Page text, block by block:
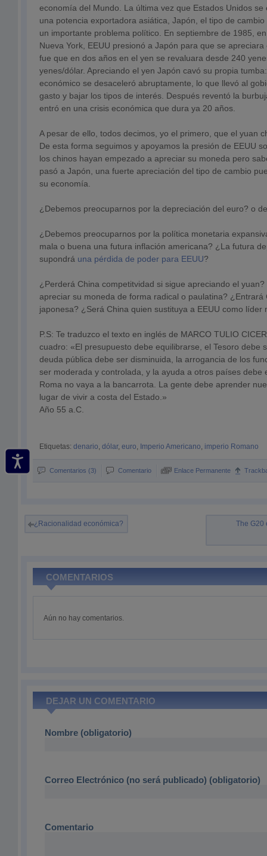
economía del Mundo. La última vez que Estados Unidos
una potencia exportadora asiática, Japón, el tipo de
un importante problema político. En septiembre de 1985,
Nueva York, EEUU presionó a Japón para que se
fue que en dos años en el yen se revaluara desde 240
yenes/dólar. Apreciando el yen Japón cavó su propia
económico se desaceleró abruptamente, lo que llevó al
gasto y bajar los tipos de interés. Después reventó la
entró en una crisis económica que dura ya 20 años.
A pesar de ello, todos decimos, yo el primero, que el yuan
De esta forma seguimos y apoyamos la presión de EEUU
los chinos hayan empezado a apreciar su moneda pero
pasó a Japón, una fuerte apreciación del tipo de cambio
su economía.
¿Debemos preocuparnos por la depreciación del euro? o
¿Debemos preocuparnos por la política monetaria
mala o buena una futura inflación americana? ¿La futura
supondrá una pérdida de poder para EEUU?
¿Perderá China competitvidad si sigue apreciando el
apreciar su moneda de forma radical o paulatina? ¿Entrará
japonesa? ¿Será China quien sustituya a EEUU como líder
P.S: Te traduzco el texto en inglés de MARCO TULIO
cuadro: «El presupuesto debe equilibrarse, el Tesoro debe
deuda pública debe ser disminuida, la arrogancia de los
ser moderada y controlada, y la ayuda a otros países debe
Roma no vaya a la bancarrota. La gente debe aprender
lugar de vivir a costa del Estado.»
Año 55 a.C.
Etiquetas: denario, dólar, euro, Imperio Americano, imperio Romano
Comentarios (3) Comentario Enlace Permanente
¿Racionalidad económica? The G20
COMENTARIOS
Aún no hay comentarios.
DEJAR UN COMENTARIO
Nombre (obligatorio)
Correo Electrónico (no será publicado) (obligatorio)
Comentario